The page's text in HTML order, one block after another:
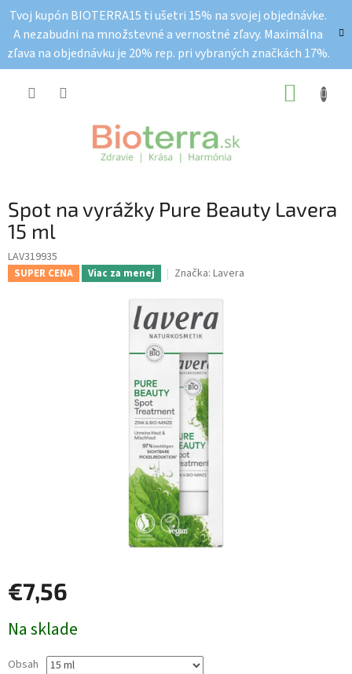
obsah
Tvoj kupón BIOTERRA15 ti ušetri 15% na svojej objednávke.
A nezabudni na množstevné a vernostné zľavy. Maximálna
zľava na objednávku je 20% rep. pri vybraných značkách 17%.
Spot na vyrážky Pure Beauty Lavera
15 ml
LAV319935
SUPER CENA Viac za menej Značka: Lavera
€7,56
cena:
Na sklade
Obsah